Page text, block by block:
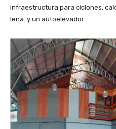
infraestructura para ciclones,
leña. y un autoelevador.